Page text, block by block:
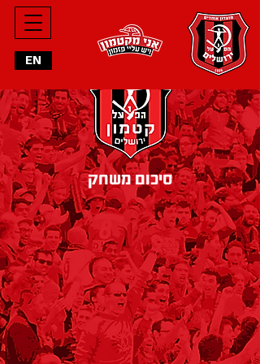
EN
סיכום משחק
מחליפים